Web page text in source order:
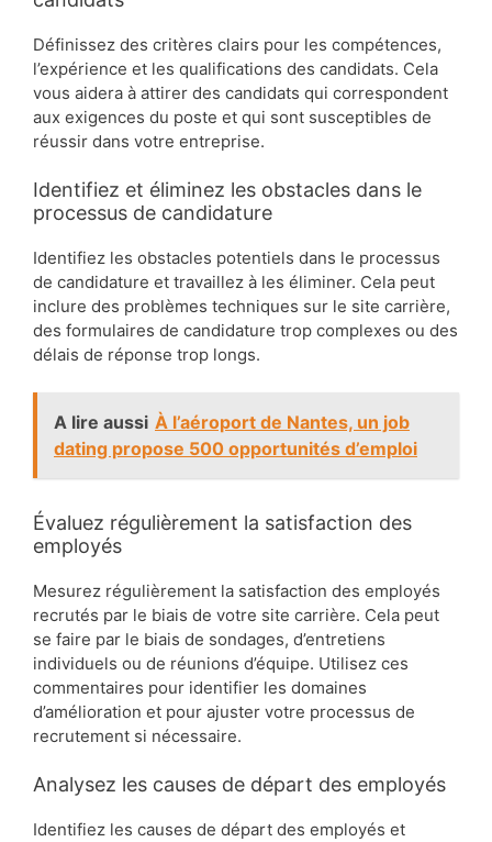
Définissez des critères clairs pour les compétences,
l’expérience et les qualifications des candidats. Cela
vous aidera à attirer des candidats qui correspondent
aux exigences du poste et qui sont susceptibles de
réussir dans votre entreprise.
Identifiez et éliminez les obstacles dans le
processus de candidature
Identifiez les obstacles potentiels dans le processus
de candidature et travaillez à les éliminer. Cela peut
inclure des problèmes techniques sur le site carrière,
des formulaires de candidature trop complexes ou des
délais de réponse trop longs.
A lire aussi À l’aéroport de Nantes, un job
dating propose 500 opportunités d’emploi
Évaluez régulièrement la satisfaction des
employés
Mesurez régulièrement la satisfaction des employés
recrutés par le biais de votre site carrière. Cela peut
se faire par le biais de sondages, d’entretiens
individuels ou de réunions d’équipe. Utilisez ces
commentaires pour identifier les domaines
d’amélioration et pour ajuster votre processus de
recrutement si nécessaire.
Analysez les causes de départ des employés
Identifiez les causes de départ des employés et